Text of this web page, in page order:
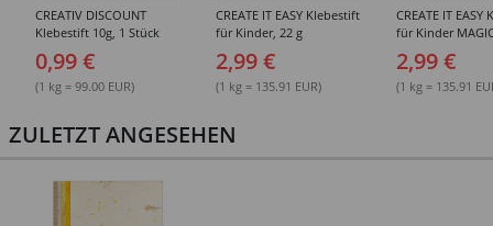
CREATIV DISCOUNT
Klebestift 10g, 1 Stück
0,99 €
(1 kg = 99.00 EUR)
CREATE IT EASY Klebestift
für Kinder, 22 g
2,99 €
(1 kg = 135.91 EUR)
CREATE IT
für Kinder
2,99 €
(1 kg = 135.91
ZULETZT ANGESEHEN